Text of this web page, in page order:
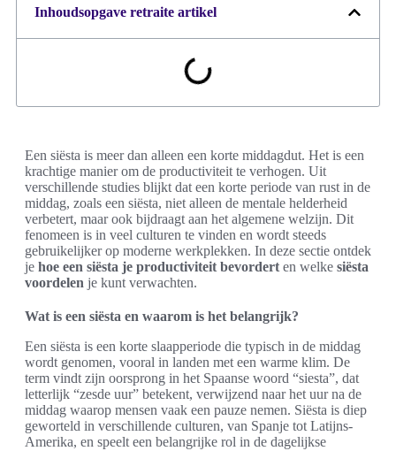
Inhoudsopgave retraite artikel
Een siësta is meer dan alleen een korte middagdut. Het is een
krachtige manier om de productiviteit te verhogen. Uit
verschillende studies blijkt dat een korte periode van rust in de
middag, zoals een siësta, niet alleen de mentale helderheid
verbetert, maar ook bijdraagt aan het algemene welzijn. Dit
fenomeen is in veel culturen te vinden en wordt steeds
gebruikelijker op moderne werkplekken. In deze sectie ontdek
je hoe een siësta je productiviteit bevordert en welke siësta
voordelen je kunt verwachten.
Wat is een siësta en waarom is het belangrijk?
Een siësta is een korte slaapperiode die typisch in de middag
wordt genomen, vooral in landen met een warme klim. De
term vindt zijn oorsprong in het Spaanse woord “siesta”, dat
letterlijk “zesde uur” betekent, verwijzend naar het uur na de
middag waarop mensen vaak een pauze nemen. Siësta is diep
geworteld in verschillende culturen, van Spanje tot Latijns-
Amerika, en speelt een belangrijke rol in de dagelijkse